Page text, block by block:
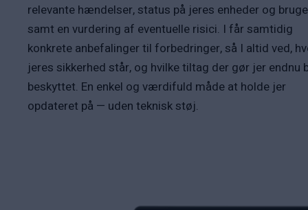
relevante hændelser, status på jeres enheder og
samt en vurdering af eventuelle risici. I får samtidig
konkrete anbefalinger til forbedringer, så I altid ved,
jeres sikkerhed står, og hvilke tiltag der gør jer endnu
beskyttet. En enkel og værdifuld måde at holde jer
opdateret på — uden teknisk støj.